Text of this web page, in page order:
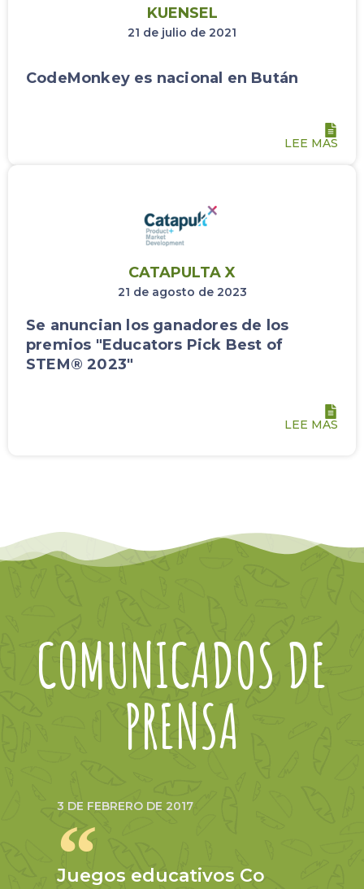
KUENSEL
21 de julio de 2021
CodeMonkey es nacional en Bután
LEE MAS
CATAPULTA X
21 de agosto de 2023
Se anuncian los ganadores de los
premios "Educators Pick Best of
STEM® 2023"
LEE MAS
COMUNICADOS DE
PRENSA
3 DE FEBRERO DE 2017
Juegos educativos Co